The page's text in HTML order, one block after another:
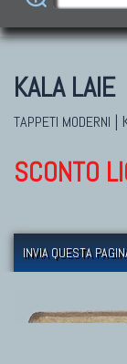
KALA LAIE
TAPPETI MODERNI |
SCONTO
INVIA QUESTA